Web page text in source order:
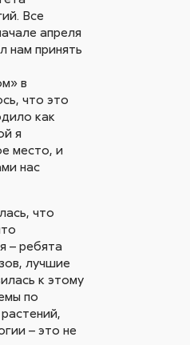
Все
апреля
нам принять
в
что это
как
я
место, и
нас
что
– ребята
лучшие
к этому
по
– это не